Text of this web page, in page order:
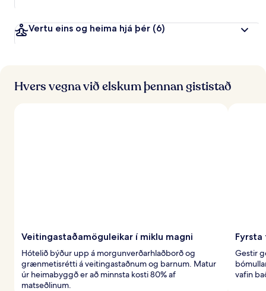
r
r
ð
Vertu eins og heima hjá þér (6)
Hvers vegna við elskum þennan gististað
Veitingastaðamöguleikar í miklu magni
Hótelið býður upp á morgunverðarhlaðborð og
grænmetisrétti á veitingastaðnum og barnum. Matur
úr heimabyggð er að minnsta kosti 80% af
matseðlinum.
Gestir
vafin